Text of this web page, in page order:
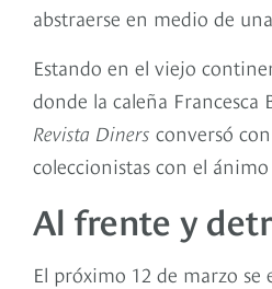
abstraerse en medio de
Estando en el viejo
donde la caleña
Revista Diners conversó
coleccionistas con el
Al frente y
El próximo 12 de marzo